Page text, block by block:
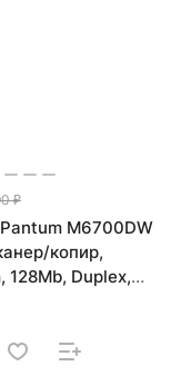
₽
M6700DW
копир,
128Mb, Duplex,